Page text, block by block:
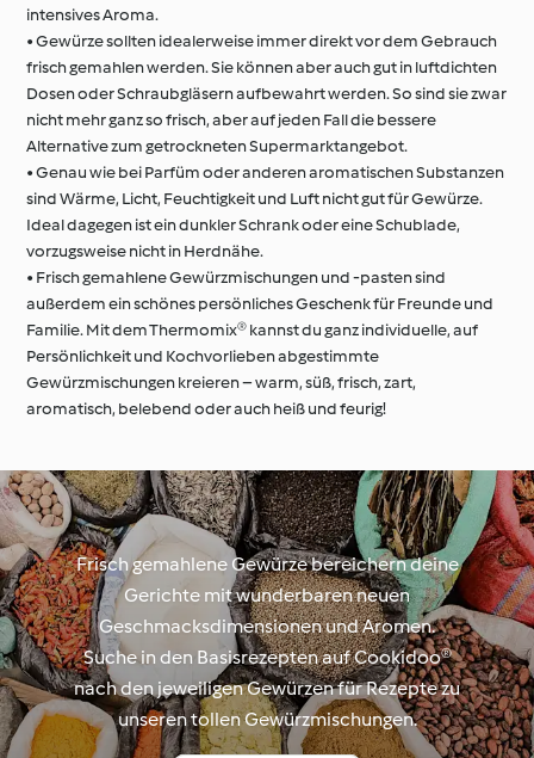
intensives Aroma.
• Gewürze sollten idealerweise immer direkt vor dem Gebrauch
frisch gemahlen werden. Sie können aber auch gut in luftdichten
Dosen oder Schraubgläsern aufbewahrt werden. So sind sie zwar
nicht mehr ganz so frisch, aber auf jeden Fall die bessere
Alternative zum getrockneten Supermarktangebot.
• Genau wie bei Parfüm oder anderen aromatischen Substanzen
sind Wärme, Licht, Feuchtigkeit und Luft nicht gut für Gewürze.
Ideal dagegen ist ein dunkler Schrank oder eine Schublade,
vorzugsweise nicht in Herdnähe.
• Frisch gemahlene Gewürzmischungen und -pasten sind
außerdem ein schönes persönliches Geschenk für Freunde und
Familie. Mit dem Thermomix® kannst du ganz individuelle, auf
Persönlichkeit und Kochvorlieben abgestimmte
Gewürzmischungen kreieren – warm, süß, frisch, zart,
aromatisch, belebend oder auch heiß und feurig!
Frisch gemahlene Gewürze bereichern deine
Gerichte mit wunderbaren neuen
Geschmacksdimensionen und Aromen.
Suche in den Basisrezepten auf Cookidoo®
nach den jeweiligen Gewürzen für Rezepte zu
unseren tollen Gewürzmischungen.